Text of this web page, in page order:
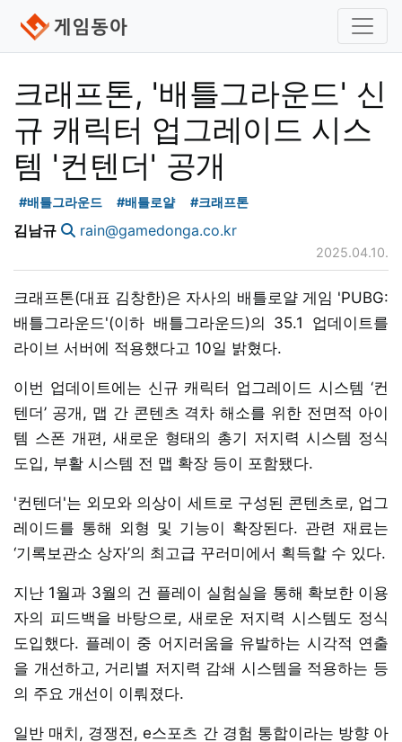
크래프톤, '배틀그라운드' 신
규 캐릭터 업그레이드 시스
템 '컨텐더' 공개
#배틀그라운드 #배틀로얄 #크래프톤
김남규 rain@gamedonga.co.kr
2025.04.10.
크래프톤(대표 김창한)은 자사의 배틀로얄 게임 'PUBG:
배틀그라운드'(이하 배틀그라운드)의 35.1 업데이트를
라이브 서버에 적용했다고 10일 밝혔다.
이번 업데이트에는 신규 캐릭터 업그레이드 시스템 ‘컨
텐더’ 공개, 맵 간 콘텐츠 격차 해소를 위한 전면적 아이
템 스폰 개편, 새로운 형태의 총기 저지력 시스템 정식
도입, 부활 시스템 전 맵 확장 등이 포함됐다.
'컨텐더'는 외모와 의상이 세트로 구성된 콘텐츠로, 업그
레이드를 통해 외형 및 기능이 확장된다. 관련 재료는
‘기록보관소 상자’의 최고급 꾸러미에서 획득할 수 있다.
지난 1월과 3월의 건 플레이 실험실을 통해 확보한 이용
자의 피드백을 바탕으로, 새로운 저지력 시스템도 정식
도입했다. 플레이 중 어지러움을 유발하는 시각적 연출
을 개선하고, 거리별 저지력 감쇄 시스템을 적용하는 등
의 주요 개선이 이뤄졌다.
일반 매치, 경쟁전, e스포츠 간 경험 통합이라는 방향 아